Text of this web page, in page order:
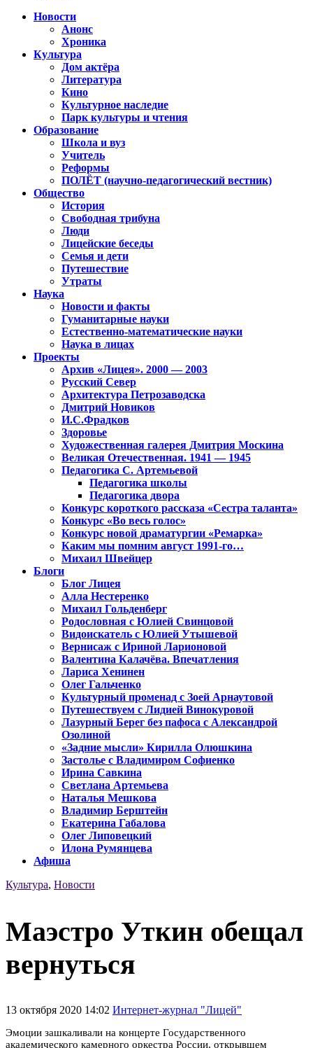
Новости
Анонс
Хроника
Культура
Дом актёра
Литература
Кино
Культурное наследие
Парк культуры и чтения
Образование
Школа и вуз
Учитель
Реформы
ПОЛЁТ (научно-педагогический вестник)
Общество
История
Свободная трибуна
Люди
Лицейские беседы
Семья и дети
Путешествие
Утраты
Наука
Новости и факты
Гуманитарные науки
Естественно-математические науки
Наука в лицах
Проекты
Архив «Лицея». 2000 — 2003
Русский Север
Архитектура Петрозаводска
Дмитрий Новиков
И.С.Фрадков
Здоровье
Художественная галерея Дмитрия Москина
Великая Отечественная. 1941 — 1945
Педагогика С. Артемьевой
Педагогика школы
Педагогика двора
Конкурс короткого рассказа «Сестра таланта»
Конкурс «Во весь голос»
Конкурс новой драматургии «Ремарка»
Каким мы помним август 1991-го…
Михаил Швейцер
Блоги
Блог Лицея
Алла Нестеренко
Михаил Гольденберг
Родословная с Юлией Свинцовой
Видоискатель с Юлией Утышевой
Вернисаж с Ириной Ларионовой
Валентина Калачёва. Впечатления
Лариса Хенинен
Олег Гальченко
Культурный променад с Зоей Арнаутовой
Путешествуем с Лидией Винокуровой
Лазурный Берег без пафоса с Александрой
Озолиной
«Задние мысли» Кирилла Олюшкина
Застолье с Владимиром Софиенко
Ирина Савкина
Светлана Артемьева
Наталья Мешкова
Владимир Берштейн
Екатерина Габалова
Олег Липовецкий
Илона Румянцева
Афиша
Культура, Новости
Маэстро Уткин обещал
вернуться
13 октября 2020 14:02 Интернет-журнал "Лицей"
Эмоции зашкаливали на концерте Государственного
академического камерного оркестра России, открывшем